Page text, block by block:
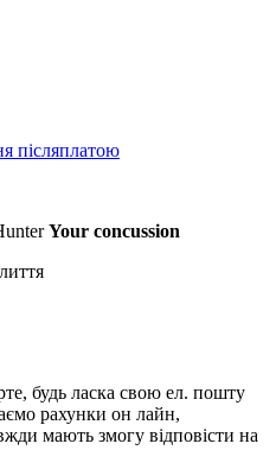
післяплатою
Your concussion
будь ласка свою ел. пошту
рахунки он лайн,
мають змогу відповісти на